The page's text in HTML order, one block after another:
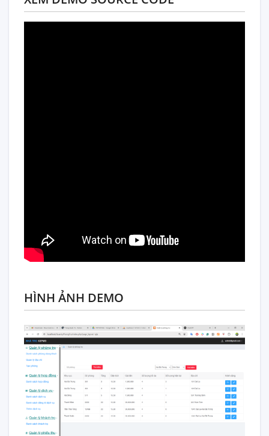
HÌNH ẢNH DEMO